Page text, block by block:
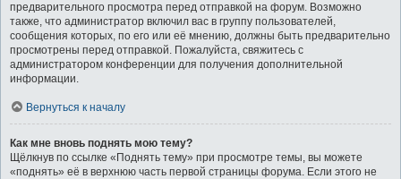
предварительного просмотра перед отправкой на форум. Возможно
также, что администратор включил вас в группу пользователей,
сообщения которых, по его или её мнению, должны быть предварительно
просмотрены перед отправкой. Пожалуйста, свяжитесь с
администратором конференции для получения дополнительной
информации.
Вернуться к началу
Как мне вновь поднять мою тему?
Щёлкнув по ссылке «Поднять тему» при просмотре темы, вы можете
«поднять» её в верхнюю часть первой страницы форума. Если этого не